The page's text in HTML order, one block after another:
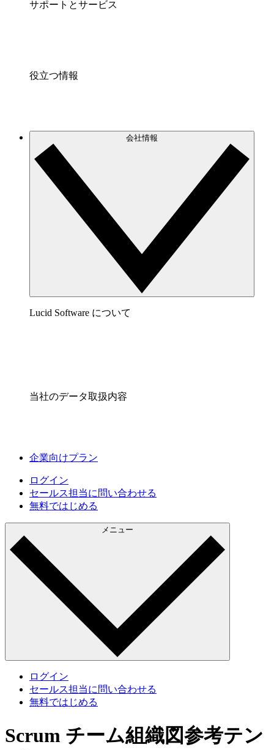
サポートとサービス
役立つ情報
会社情報
Lucid Software について
当社のデータ取扱内容
企業向けプラン
ログイン
セールス担当に問い合わせる
無料ではじめる
メニュー
ログイン
セールス担当に問い合わせる
無料ではじめる
Scrum チーム組織図参考テン